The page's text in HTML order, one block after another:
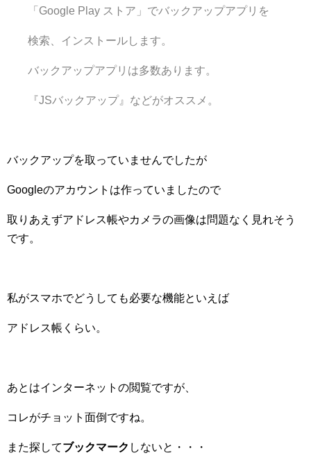
「Google Play ストア」でバックアップアプリを
検索、インストールします。
バックアップアプリは多数あります。
『JSバックアップ』などがオススメ。
バックアップを取っていませんでしたが
Googleのアカウントは作っていましたので
取りあえずアドレス帳やカメラの画像は問題なく見れそう
です。
私がスマホでどうしても必要な機能といえば
アドレス帳くらい。
あとはインターネットの閲覧ですが、
コレがチョット面倒ですね。
また探してブックマーク しないと・・・